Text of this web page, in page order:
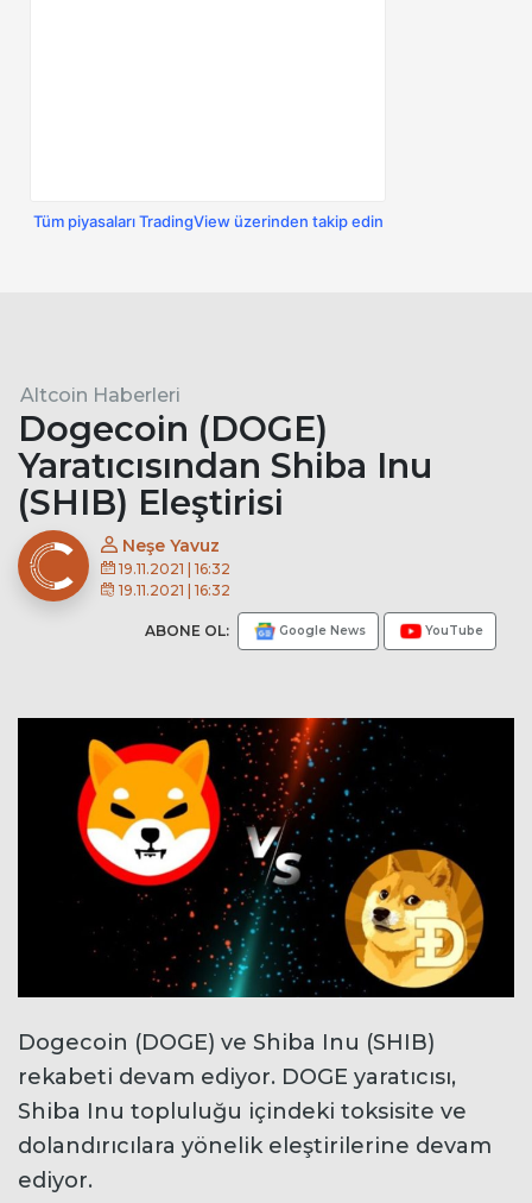
Tüm piyasaları TradingView üzerinden takip edin
Altcoin Haberleri
Dogecoin (DOGE)
Yaratıcısından Shiba Inu
(SHIB) Eleştirisi
Neşe Yavuz
19.11.2021 | 16:32
19.11.2021 | 16:32
ABONE OL: Google News YouTube
Dogecoin (DOGE) ve Shiba Inu (SHIB)
rekabeti devam ediyor. DOGE yaratıcısı,
Shiba Inu topluluğu içindeki toksisite ve
dolandırıcılara yönelik eleştirilerine devam
ediyor.